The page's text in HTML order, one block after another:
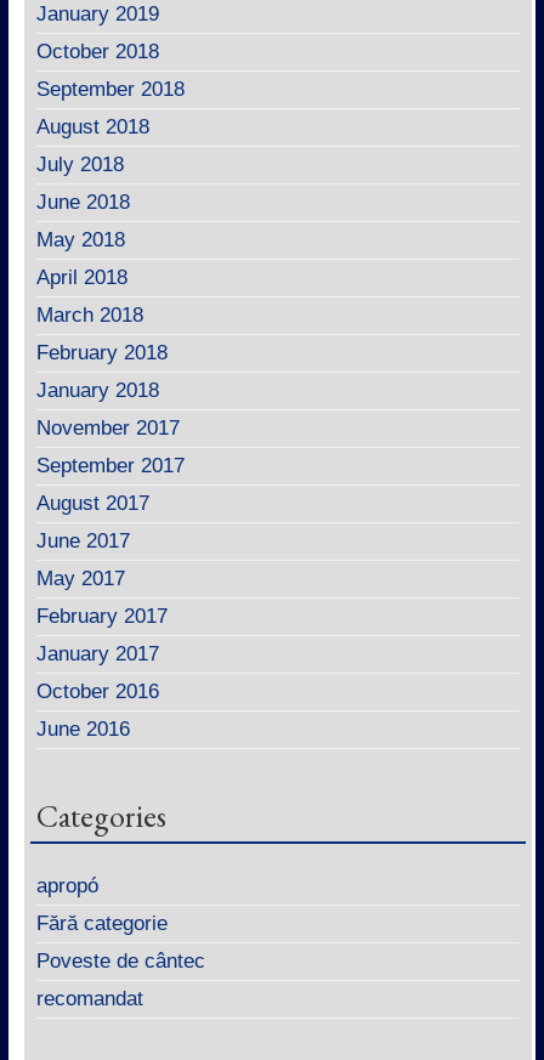
January 2019
October 2018
September 2018
August 2018
July 2018
June 2018
May 2018
April 2018
March 2018
February 2018
January 2018
November 2017
September 2017
August 2017
June 2017
May 2017
February 2017
January 2017
October 2016
June 2016
Categories
apropó
Fără categorie
Poveste de cântec
recomandat